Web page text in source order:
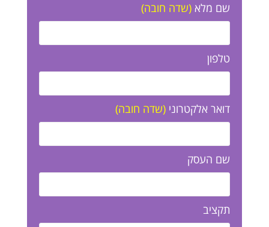
שם מלא (שדה חובה)
טלפון
דואר אלקטרוני (שדה חובה)
שם העסק
תקציב